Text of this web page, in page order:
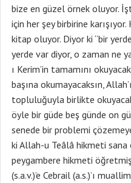
bize en güzel örnek oluyor.
için her şey birbirine
kitap oluyor. Diyor ki “bir
yerde var diyor, o zaman ne
ı Kerim’in tamamını
başına okumayacaksın,
topluluğuyla birlikte
öyle bir güde beş günde on
senede bir problemi
ki Allah-u Teâlâ hikmeti sana
peygambere hikmeti
(s.a.v.)’e Cebrail (a.s.)’ı